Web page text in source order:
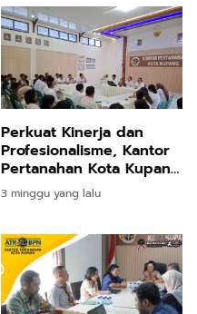
Perkuat Kinerja dan
Profesionalisme, Kantor
Pertanahan Kota Kupang
Gelar Monitoring dan
Evaluasi Asisten
3 minggu yang lalu